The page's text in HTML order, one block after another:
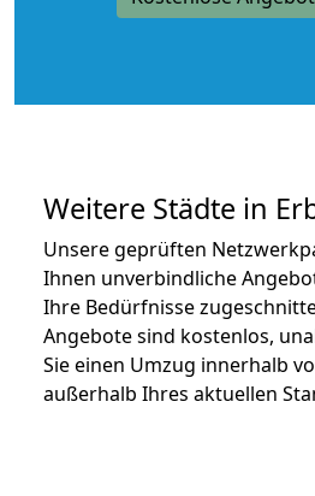
Weitere Städte in
Unsere geprüften
Ihnen unverbindliche
Ihre Bedürfnisse
Angebote sind kostenlos,
Sie einen Umzug innerhalb
außerhalb Ihres aktuellen